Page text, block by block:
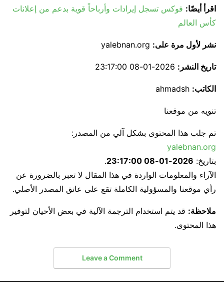
اقرأ أيضًا: فوكس تسجل إيرادات وأرباحاً قوية بدعم من إعلانات
كأس العالم
نشر لأول مرة على: yalebnan.org
تاريخ النشر: 2026-01-08 23:17:00
الكاتب: ahmadsh
تنويه من موقعنا
تم جلب هذا المحتوى بشكل آلي من المصدر:
yalebnan.org
بتاريخ: 2026-01-08 23:17:00
.
الآراء والمعلومات الواردة في هذا المقال لا تعبر بالضرورة عن
رأي موقعنا والمسؤولية الكاملة تقع على عاتق المصدر الأصلي.
ملاحظة: قد يتم استخدام الترجمة الآلية في بعض الأحيان لتوفير
هذا المحتوى.
Leave a Comment